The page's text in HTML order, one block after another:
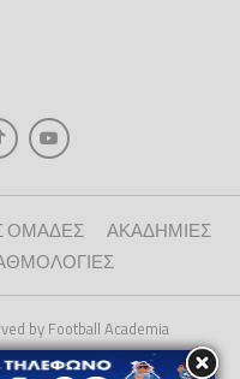
ΟΜΑΔΕΣ
ΑΚΑΔΗΜΙΕΣ
by Football Academia